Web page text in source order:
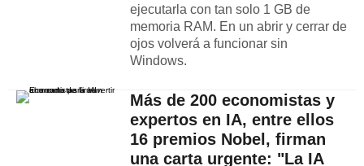
ejecutarla con tan solo 1 GB de
memoria RAM. En un abrir y cerrar de
ojos volverá a funcionar sin
Windows.
Más de 200 economistas y
expertos en IA, entre ellos
16 premios Nobel, firman
una carta urgente: "La IA